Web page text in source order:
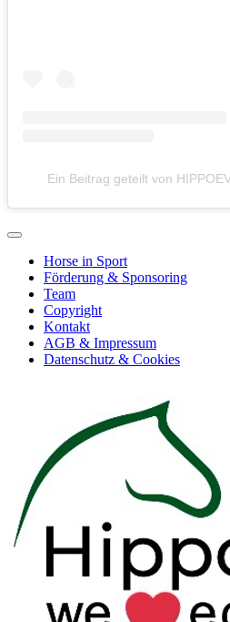
Ein Beitrag geteilt von
Horse in Sport
Förderung & Sponsoring
Team
Copyright
Kontakt
AGB & Impressum
Datenschutz & Cookies